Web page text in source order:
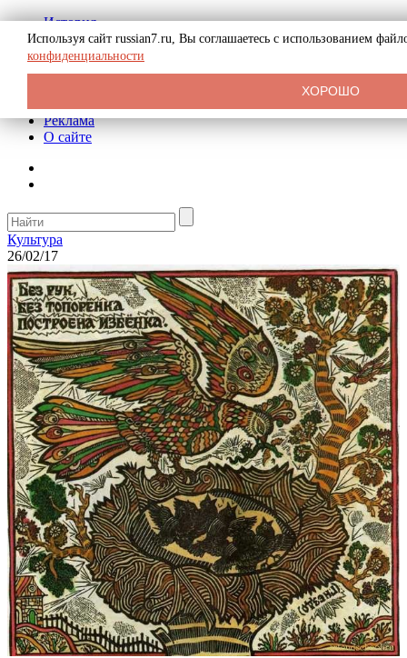
История
Биография
Криминал
СССР
Реклама
О сайте
Культура
26/02/17
Используя сайт russian7.ru, Вы соглашаетесь с использованием
конфиденциальности
ХОРОШО